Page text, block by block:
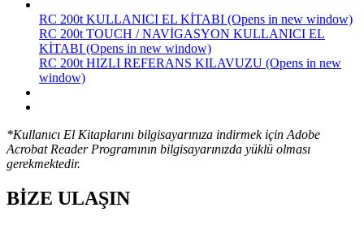
RC 200t KULLANICI EL KİTABI (Opens in new window)
RC 200t TOUCH / NAVİGASYON KULLANICI EL
KİTABI (Opens in new window)
RC 200t HIZLI REFERANS KILAVUZU (Opens in new
window)
*Kullanıcı El Kitaplarını bilgisayarınıza indirmek için Adobe
Acrobat Reader Programının bilgisayarınızda yüklü olması
gerekmektedir.
BİZE ULAŞIN